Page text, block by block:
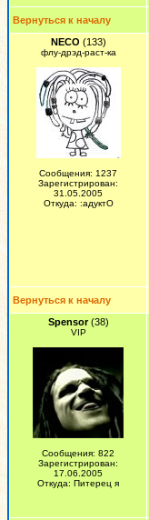
Вернуться к началу
NECO (133)
флу-дрэд-раст-ка
Сообщения: 1237
Зарегистрирован:
31.05.2005
Откуда: :адуктО
Вернуться к началу
Spensor(38)
VIP
Сообщения: 822
Зарегистрирован:
17.06.2005
Откуда: Питерец я